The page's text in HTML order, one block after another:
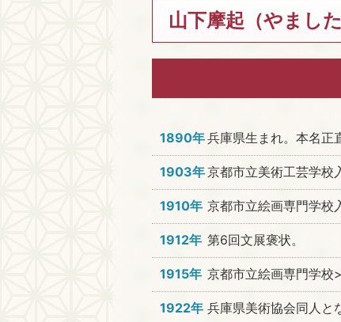
山下摩起（やまし
1890年兵庫県生まれ。本名正
1903年京都市立美術工芸学校
1910年 京都市立絵画専門学校
1912年 第6回文展褒状。
1915年 京都市立絵画専門学校
1922年 兵庫県美術協会同人と